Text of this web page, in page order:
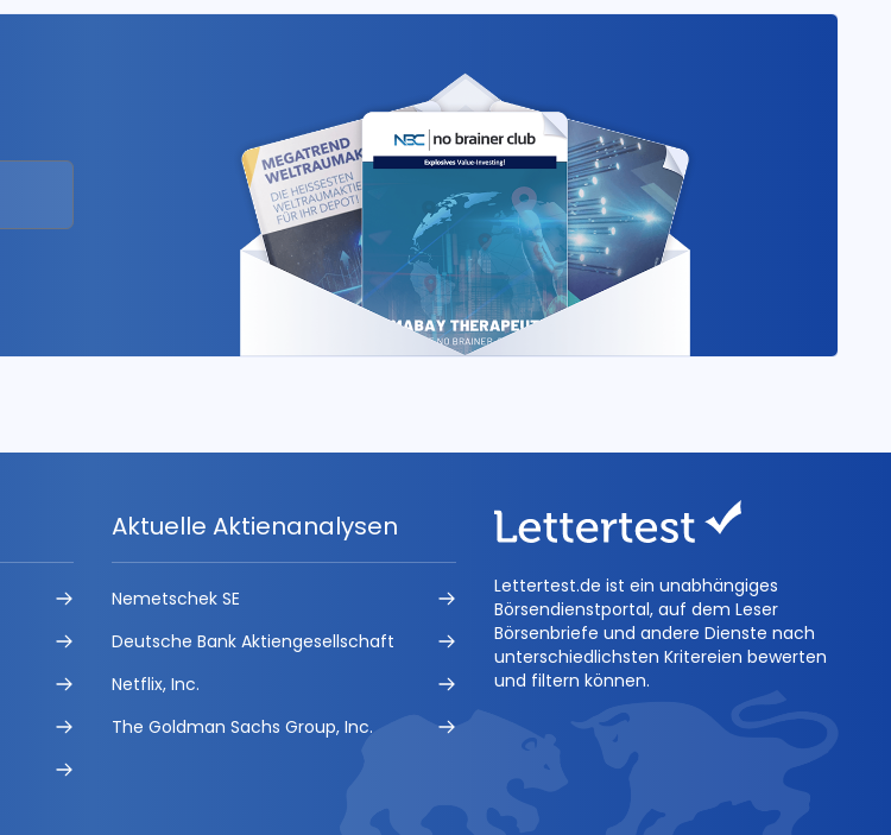
Aktuelle Aktienanalysen
Nemetschek SE
Deutsche Bank Aktiengesellschaft
Netflix, Inc.
The Goldman Sachs Group, Inc.
Lettertest.de ist ein unabhängiges
Börsendienstportal, auf dem Leser
Börsenbriefe und andere Dienste nach
unterschiedlichsten Kritereien bewerten
und filtern können.